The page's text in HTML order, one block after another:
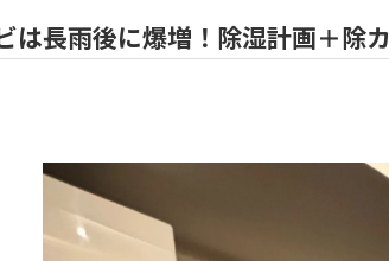
は長雨後に爆増！除湿計画＋除